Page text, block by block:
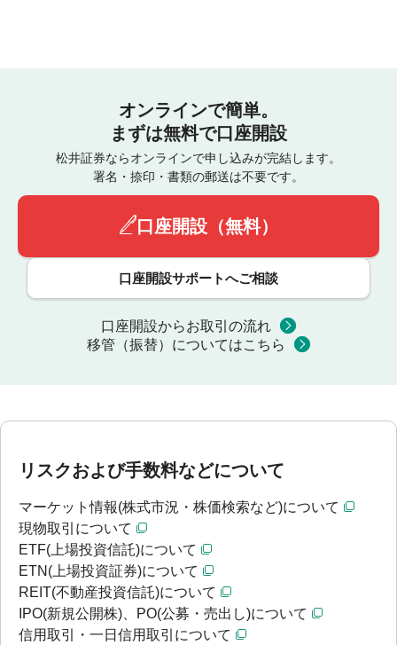
オンラインで簡単。
まずは無料で口座開設
松井証券ならオンラインで申し込みが完結します。
署名・捺印・書類の郵送は不要です。
口座開設（無料）
口座開設サポートへご相談
口座開設からお取引の流れ
移管（振替）についてはこちら
リスクおよび手数料などについて
マーケット情報(株式市況・株価検索など)について
現物取引について
ETF(上場投資信託)について
ETN(上場投資証券)について
REIT(不動産投資信託)について
IPO(新規公開株)、PO(公募・売出し)について
信用取引・一日信用取引について